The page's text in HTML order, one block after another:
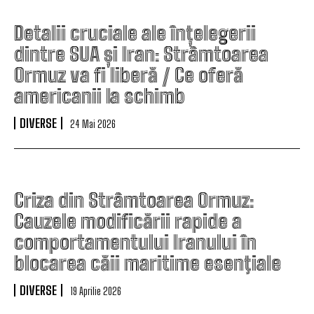
Detalii cruciale ale înțelegerii
dintre SUA și Iran: Strâmtoarea
Ormuz va fi liberă / Ce oferă
americanii la schimb
DIVERSE 24 Mai 2026
Criza din Strâmtoarea Ormuz:
Cauzele modificării rapide a
comportamentului Iranului în
blocarea căii maritime esenţiale
DIVERSE 19 Aprilie 2026